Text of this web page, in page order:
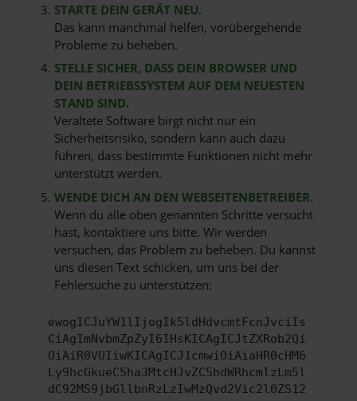
STARTE DEIN GERÄT NEU.
Das kann manchmal helfen, vorübergehende
Probleme zu beheben.
STELLE SICHER, DASS DEIN BROWSER UND
DEIN BETRIEBSSYSTEM AUF DEM NEUESTEN
STAND SIND.
Veraltete Software birgt nicht nur ein
Sicherheitsrisiko, sondern kann auch dazu
führen, dass bestimmte Funktionen nicht mehr
unterstützt werden.
WENDE DICH AN DEN WEBSEITENBETREIBER.
Wenn du alle oben genannten Schritte versucht
hast, kontaktiere uns bitte. Wir werden
versuchen, das Problem zu beheben. Du kannst
uns diesen Text schicken, um uns bei der
Fehlersuche zu unterstützen:
ewogICJuYW1lIjogIk5ldHdvcmtFcnJvciIs
CiAgImNvbmZpZyI6IHsKICAgICJtZXRob2Qi
OiAiR0VUIiwKICAgICJ1cmwiOiAiaHR0cHM6
Ly9hcGkueC5ha3MtcHJvZC5hdWRhcmlzLm5l
dC92MS9jbGllbnRzLzIwMzQvd2Vic2l0ZS12